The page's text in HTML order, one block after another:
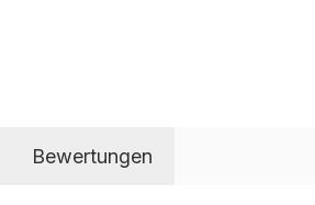
Bewertungen